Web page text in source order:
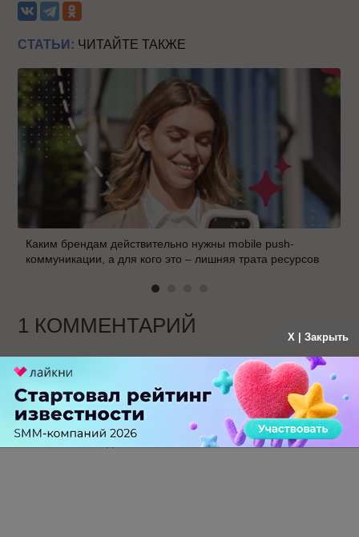
СТАТЬИ: ЧИТАЙТЕ ТАКЖЕ
Каким брендам действительно нужны mobile push-
коммуникации, а для кого это – лишняя трата ресурсов
1 КОММЕНТАРИЙ
больше года назад
Ссылки работают в я ндеае тоже по вашим
исследованиям?
X | Закрыть